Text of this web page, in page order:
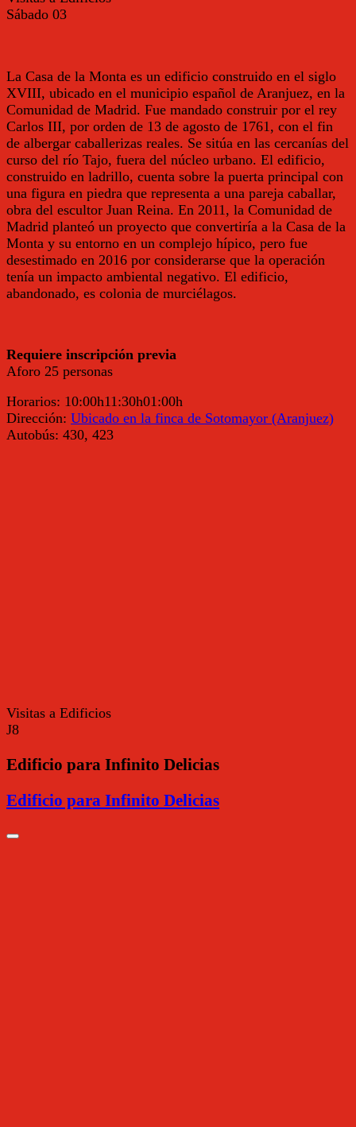
Sábado 03
La Casa de la Monta es un edificio construido en el siglo
XVIII, ubicado en el municipio español de Aranjuez, en la
Comunidad de Madrid. Fue mandado construir por el rey
Carlos III, por orden de 13 de agosto de 1761, con el fin
de albergar caballerizas reales. Se sitúa en las cercanías del
curso del río Tajo, fuera del núcleo urbano. El edificio,
construido en ladrillo, cuenta sobre la puerta principal con
una figura en piedra que representa a una pareja caballar,
obra del escultor Juan Reina. En 2011, la Comunidad de
Madrid planteó un proyecto que convertiría a la Casa de la
Monta y su entorno en un complejo hípico, pero fue
desestimado en 2016 por considerarse que la operación
tenía un impacto ambiental negativo. El edificio,
abandonado, es colonia de murciélagos.
Requiere inscripción previa
Aforo 25 personas
Horarios: 10:00h11:30h01:00h
Dirección: Ubicado en la finca de Sotomayor (Aranjuez)
Autobús: 430, 423
Visitas a Edificios
J8
Edificio para Infinito Delicias
Edificio para Infinito Delicias